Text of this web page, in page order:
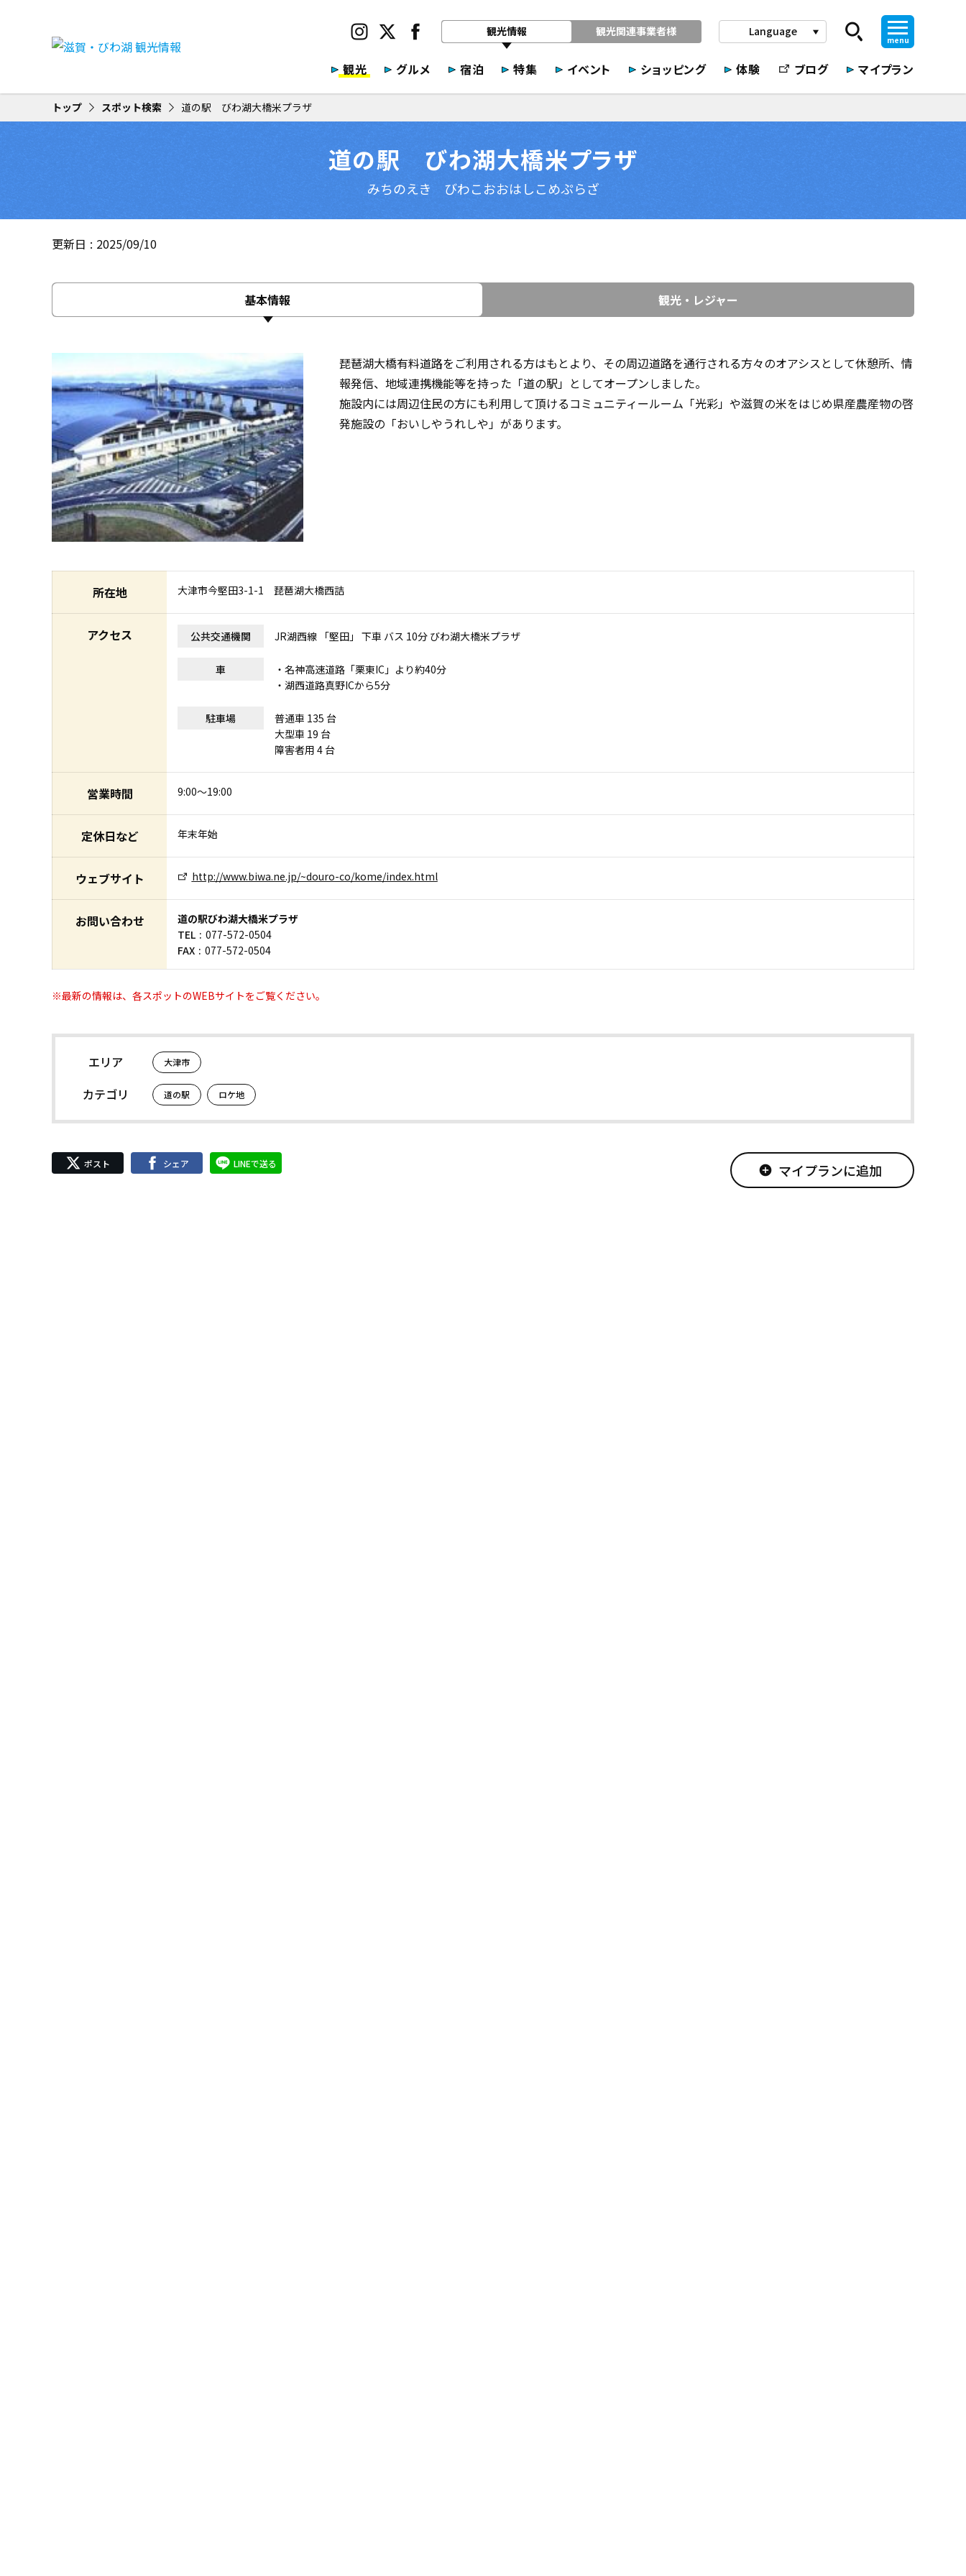
観光情報 観光関連事業者様 Language play_arrow
menu
観光 グルメ 宿泊 特集 イベント ショッピング 体験 ブログ マイプラン
トップ スポット検索 道の駅 びわ湖大橋米プラザ
道の駅 びわ湖大橋米プラザ
みちのえき びわこおおはしこめぷらざ
更新日 2025/09/10
基本情報 観光・レジャー
琵琶湖大橋有料道路をご利用される方はもとより、その周辺道路を通行される方々のオアシスとして休憩所、情
報発信、地域連携機能等を持った「道の駅」としてオープンしました。
施設内には周辺住民の方にも利用して頂けるコミュニティールーム「光彩」や滋賀の米をはじめ県産農産物の啓
発施設の「おいしやうれしや」があります。
所在地 大津市今堅田3-1-1 琵琶湖大橋西詰
アクセス 公共交通機関 JR湖西線 「堅田」 下車 バス 10分 びわ湖大橋米プラザ
車
・名神高速道路「栗東IC」より約40分
・湖西道路真野ICから5分
駐車場
普通車 135 台
大型車 19 台
障害者用 4 台
営業時間 9:00～19:00
定休日など 年末年始
ウェブサイト http://www.biwa.ne.jp/~douro-co/kome/index.html
お問い合わせ
道の駅びわ湖大橋米プラザ
TEL
077-572-0504
FAX
077-572-0504
※最新の情報は、各スポットのWEBサイトをご覧ください。
エリア 大津市
カテゴリ 道の駅 ロケ地
ポスト シェア LINEで送る add_circle マイプランに追加